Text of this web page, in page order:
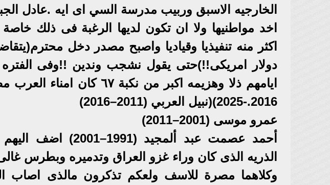
الخارجيه الاسبق وربيب مدرسة السي اى ايه .عادل
اخد مواطنيها ولا ان تكون لديها الرغبة فى ذلك
دولار امريكى!!)حتى يقول نشجب وندين !!وفى
ايامهم ذلا وهزيمه اكبر من
2016.-2025)(نبيل العربي (2011–2016)
عمرو موسى (2001–2011)
أحمد عصمت عبد ألمجيد
الذريه الذى كان وراء غزو العراق وتدميره وبطرس
وكلاهما مصرة للاسف ولعكم تذكرون مالذى اصاب